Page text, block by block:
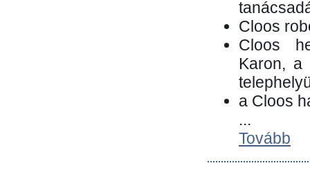
Cloos
Cloos
Karon, a
a Cloos
...
Tovább